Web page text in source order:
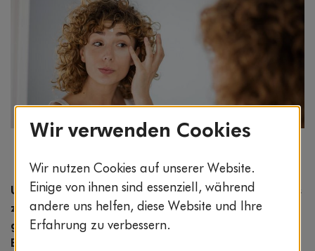
people
Unsere Clarimedis-Experten nehmen jedes Jahr bis
zu einer halben Million Anrufe entgegen. Häufig
gestellte Gesundheitsfragen beantwortet das
Expertenteam in unserer Rubrik „Frage der
Wir verwenden Cookies
Wir nutzen Cookies auf unserer Website.
Einige von ihnen sind essenziell, während
andere uns helfen, diese Website und Ihre
Erfahrung zu verbessern.